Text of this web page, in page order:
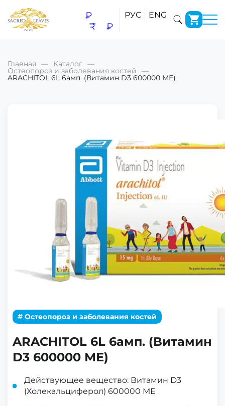
₽
₹
₽
РУС ENG
Главная Каталог
Остеопороз и заболевания костей
ARACHITOL 6L 6амп. (Витамин D3 600000 МЕ)
# Остеопороз и заболевания костей
ARACHITOL 6L 6амп. (Витамин
D3 600000 МЕ)
Действующее вещество: Витамин D3
(Холекальциферол) 600000 МЕ